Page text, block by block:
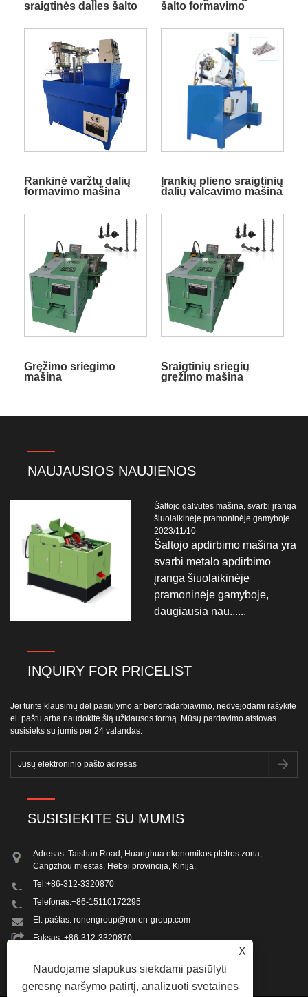
sraigtinės dalies šalto
mašina
šalto formavimo
Rankinė varžtų dalių
formavimo mašina
Įrankių plieno sraigtinių
dalių valcavimo mašina
Gręžimo sriegimo
mašina
Sraigtinių sriegių
gręžimo mašina
NAUJAUSIOS NAUJIENOS
Šaltojo galvutės mašina, svarbi įranga
šiuolaikinėje pramoninėje gamyboje
2023/11/10
Šaltojo apdirbimo mašina yra
svarbi metalo apdirbimo
įranga šiuolaikinėje
pramoninėje gamyboje,
daugiausia nau......
INQUIRY FOR PRICELIST
Jei turite klausimų dėl pasiūlymo ar bendradarbiavimo, nedvejodami rašykite
el. paštu arba naudokite šią užklausos formą. Mūsų pardavimo atstovas
susisieks su jumis per 24 valandas.
SUSISIEKITE SU MUMIS
Adresas: Taishan Road, Huanghua ekonomikos plėtros zona,
Cangzhou miestas, Hebei provincija, Kinija.
Tel:+86-312-3320870
Telefonas:+86-15110172295
El. paštas:ronengroup@ronen-group.com
Faksas: +86-312-3320870
X
Naudojame slapukus siekdami pasiūlyti
geresnę naršymo patirtį, analizuoti svetainės